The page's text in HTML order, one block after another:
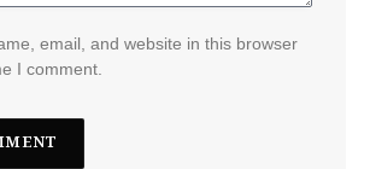
email, and website in this browser
I comment.